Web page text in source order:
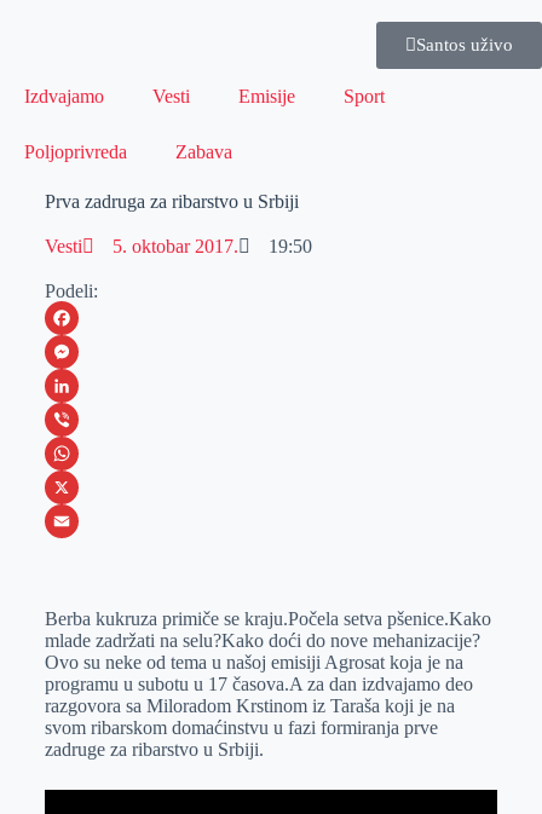
Santos uživo
Izdvajamo Vesti Emisije Sport
Poljoprivreda Zabava
Prva zadruga za ribarstvo u Srbiji
Vesti 5. oktobar 2017. 19:50
Podeli:
F
a
c
e
b
o
M
e
s
s
e
e
r
L
i
n
k
I
n
V
i
b
W
h
s
A
p
p
X
a
i
l
Berba kukruza primiče se kraju.Počela setva pšenice.Kako
mlade zadržati na selu?Kako doći do nove mehanizacije?
Ovo su neke od tema u našoj emisiji Agrosat koja je na
programu u subotu u 17 časova.A za dan izdvajamo deo
razgovora sa Miloradom Krstinom iz Taraša koji je na
svom ribarskom domaćinstvu u fazi formiranja prve
zadruge za ribarstvo u Srbiji.